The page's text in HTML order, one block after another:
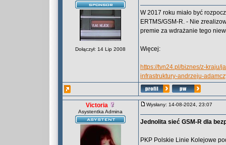
Dołączył: 14 Lip 2008
W 2017 roku miało być
ERTMS/GSM-R. - Nie
premie za wdrażanie tego
Więcej:
https://tvn24.pl/biznes/z-kraju/
infrastruktury-andrzeju-
Victoria
Asystentka Admina
Wysłany: 14-08-2024, 23:07
Jednolita sieć GSM-R dla
PKP Polskie Linie Kolejowe